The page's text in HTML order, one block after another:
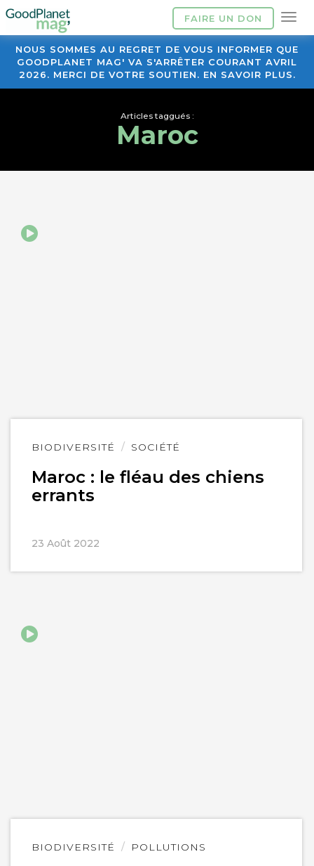
FAIRE UN DON
NOUS SOMMES AU REGRET DE VOUS INFORMER QUE
GOODPLANET MAG' VA S'ARRÊTER COURANT AVRIL
2026. MERCI DE VOTRE SOUTIEN. EN SAVOIR PLUS.
Articles taggués :
Maroc
BIODIVERSITÉ SOCIÉTÉ
Maroc : le fléau des chiens
errants
23 Août 2022
Lire
BIODIVERSITÉ POLLUTIONS
Lire